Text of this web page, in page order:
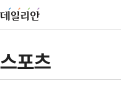
스포츠